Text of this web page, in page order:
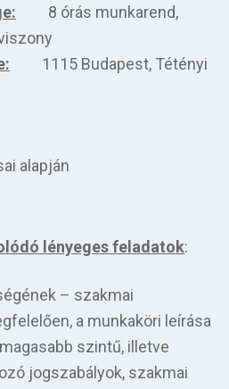
8 órás munkarend,
1115 Budapest, Tétényi
alapján
lényeges feladatok:
– szakmai
a munkaköri leírása
szintű, illetve
jogszabályok, szakmai